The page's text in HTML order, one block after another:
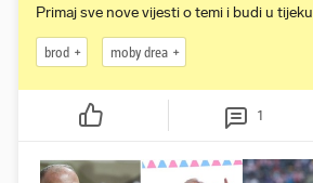
Primaj sve nove vijesti o temi i budi u tijeku
brod moby drea
1